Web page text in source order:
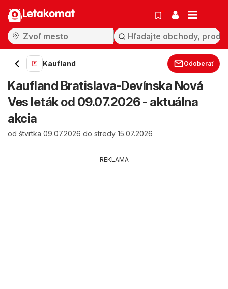
Letakomat
Kaufland Odoberať
Kaufland Bratislava-Devínska Nová
Ves leták od 09.07.2026 - aktuálna
akcia
od štvrtka 09.07.2026 do stredy 15.07.2026
REKLAMA